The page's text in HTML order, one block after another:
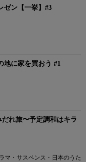
ゼン【一挙】#3
地に家を買おう #1
れ旅〜予定調和はキラ
・サスペンス・日本のうた